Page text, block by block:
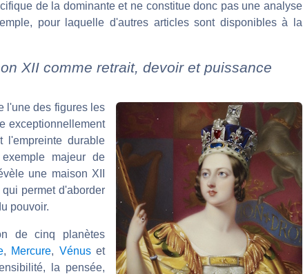
de la dominante et ne constitue donc pas une analyse
pour laquelle d'autres articles sont disponibles à la
XII comme retrait, devoir et puissance
l'une des figures les
exceptionnellement
l'empreinte durable
majeur de
une maison XII
permet d'aborder
pouvoir.
de cinq planètes
, Mercure, Vénuset
la pensée,